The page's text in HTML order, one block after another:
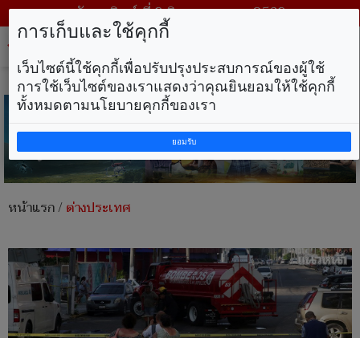
วันอาทิตย์ ที่ 9 สิงหาคม พ.ศ. 2569
หน้าแรก/ต่างประเทศ
การเก็บและใช้คุกกี้
เว็บไซต์นี้ใช้คุกกี้เพื่อปรับปรุงประสบการณ์ของผู้ใช้
การใช้เว็บไซต์ของเราแสดงว่าคุณยินยอมให้ใช้คุกกี้
ทั้งหมดตามนโยบายคุกกี้ของเรา
ยอมรับ